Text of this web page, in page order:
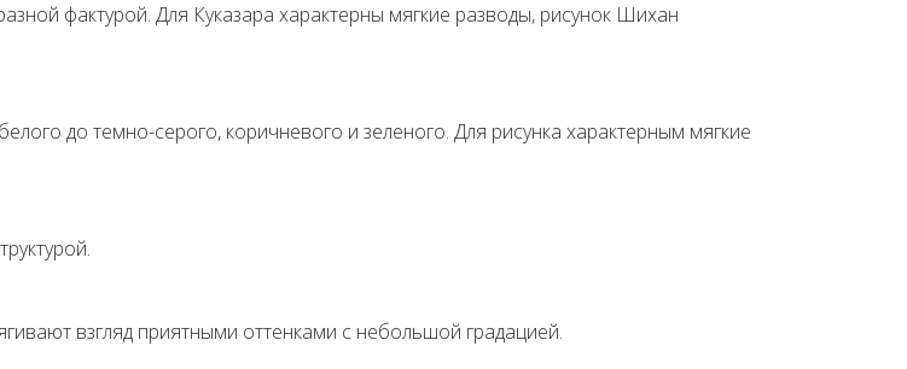
фактурой. Для Куказара характерны мягкие разводы, рисунок Шихан
до темно-серого, коричневого и зеленого. Для рисунка характерным мягкие
взгляд приятными оттенками с небольшой градацией.